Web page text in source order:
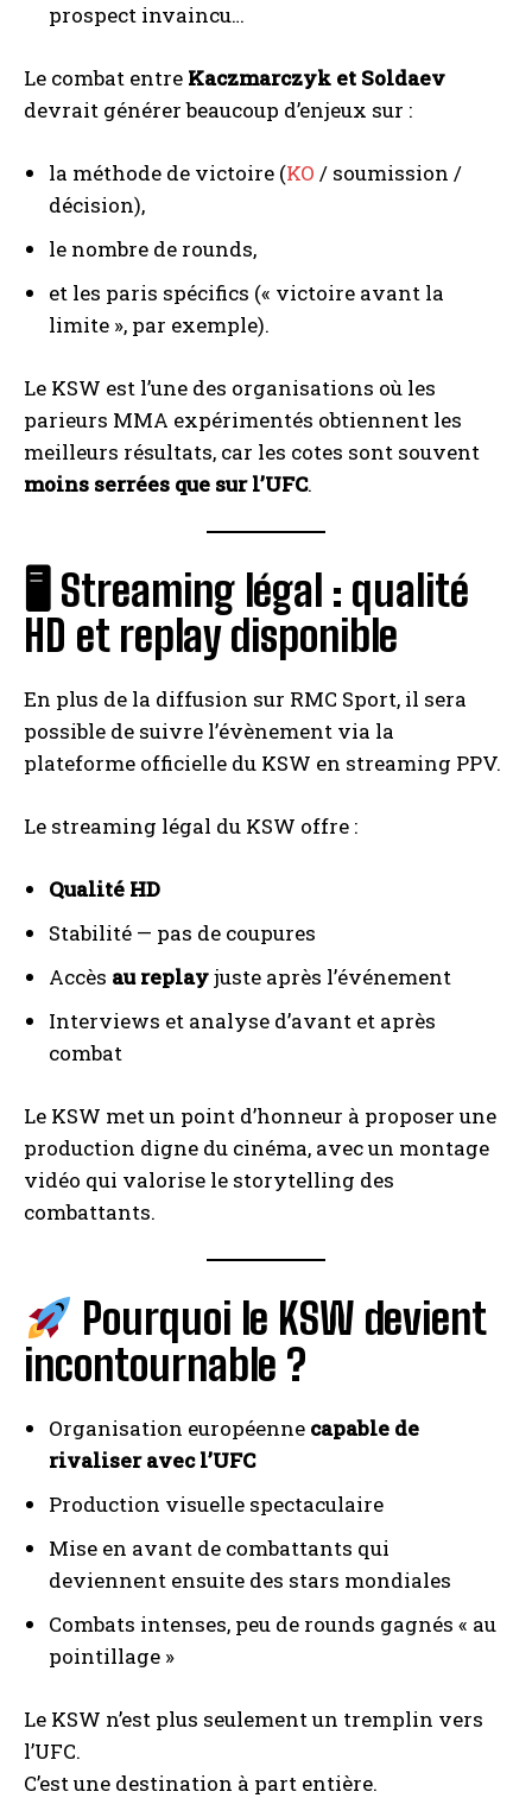
prospect invaincu…
Le combat entre Kaczmarczyk et Soldaev
devrait générer beaucoup d’enjeux sur :
la méthode de victoire (KO / soumission /
décision),
le nombre de rounds,
et les paris spécifics (« victoire avant la
limite », par exemple).
Le KSW est l’une des organisations où les
parieurs MMA expérimentés obtiennent les
meilleurs résultats, car les cotes sont souvent
moins serrées que sur l’UFC.
🖥 Streaming légal : qualité
HD et replay disponible
En plus de la diffusion sur RMC Sport, il sera
possible de suivre l’évènement via la
plateforme officielle du KSW en streaming PPV.
Le streaming légal du KSW offre :
Qualité HD
Stabilité — pas de coupures
Accès au replayjuste après l’événement
Interviews et analyse d’avant et après
combat
Le KSW met un point d’honneur à proposer une
production digne du cinéma, avec un montage
vidéo qui valorise le storytelling des
combattants.
Pourquoi le KSW devient
incontournable ?
Organisation européenne capable de
rivaliser avec l’UFC
Production visuelle spectaculaire
Mise en avant de combattants qui
deviennent ensuite des stars mondiales
Combats intenses, peu de rounds gagnés « au
pointillage »
Le KSW n’est plus seulement un tremplin vers
l’UFC.
C’est une destination à part entière.